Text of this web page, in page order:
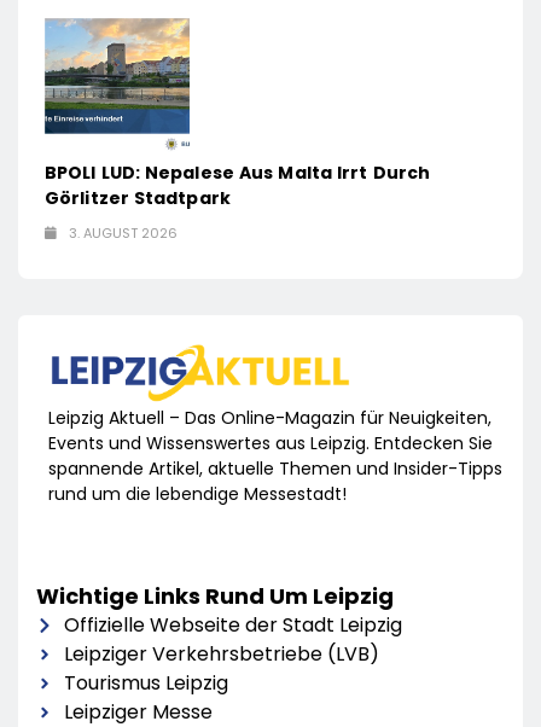
BPOLI LUD: Nepalese Aus Malta Irrt Durch
Görlitzer Stadtpark
3. AUGUST 2026
Leipzig Aktuell – Das Online-Magazin für Neuigkeiten,
Events und Wissenswertes aus Leipzig. Entdecken Sie
spannende Artikel, aktuelle Themen und Insider-Tipps
rund um die lebendige Messestadt!
Wichtige Links Rund Um Leipzig
Offizielle Webseite der Stadt Leipzig
Leipziger Verkehrsbetriebe (LVB)
Tourismus Leipzig
Leipziger Messe